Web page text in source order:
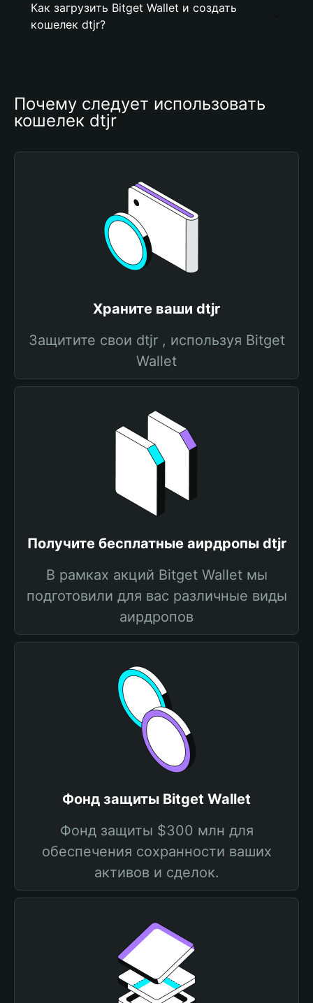
Как загрузить Bitget Wallet и создать
кошелек dtjr?
Почему следует использовать
кошелек dtjr
Храните ваши dtjr
Защитите свои dtjr , используя Bitget
Wallet
Получите бесплатные аирдропы dtjr
В рамках акций Bitget Wallet мы
подготовили для вас различные виды
аирдропов
Фонд защиты Bitget Wallet
Фонд защиты $300 млн для
обеспечения сохранности ваших
активов и сделок.